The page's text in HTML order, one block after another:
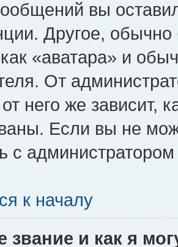
вы
Другое,
«аватара» и
От
него же зависит,
Если вы не
с
к началу
звание и как я